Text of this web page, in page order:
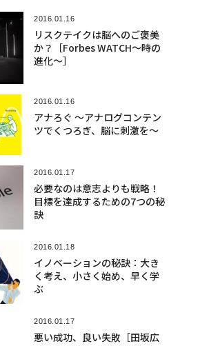
2016.01.16
リスクテイクは脳へのご褒美
か？［Forbes WATCH〜時の
進化〜］
2016.01.16
アナろぐ 〜アナログコンテン
ツでくつろぎ、脳に刺激を〜
2016.01.17
必要なのは意志よりも戦略！
目標を達成するための7つの秘
訣
2016.01.18
イノベーションの秘訣：大き
く考え、小さく始め、早く学
ぶ
2016.01.17
悪い成功、良い失敗［田坂広